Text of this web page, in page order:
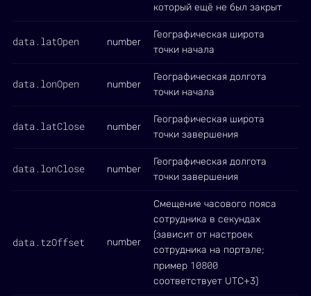
который ещё не был закрыт
data.latOpen number
Географическая широта
точки начала
data.lonOpen number
Географическая долгота
точки начала
data.latClose number
Географическая широта
точки завершения
data.lonClose number
Географическая долгота
точки завершения
data.tzOffset number
Смещение часового пояса
сотрудника в секундах
(зависит от настроек
сотрудника на портале;
пример 10800
соответствует UTC+3)